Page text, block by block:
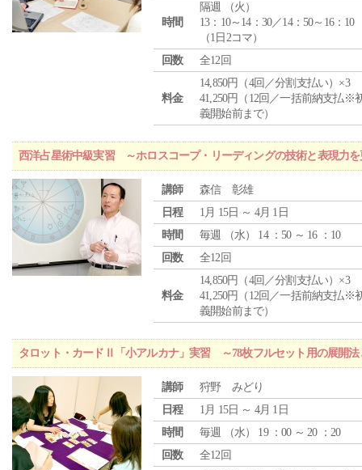
時間
隔週 （火 ）
13：10～14：30／14：50～16：10
（1日2コマ）
回数
全12回
料金
14,850円（4回／分割支払い）×3
41,250円（12回／一括前納支払※
義開始前まで）
西洋占星術中級実習 ～ホロスコープ・リーディングの技術と表現力
講師
森信 彰雄
日程
1月 15日 ～ 4月 1日
時間
毎週 （水） 14 ：50 ～ 16 ：10
回数
全12回
料金
14,850円（4回／分割支払い）×3
41,250円（12回／一括前納支払※
義開始前まで）
タロット・カードⅡ「小アルカナ」実習 ～78枚フルセット用の展開法
講師
狩野 みどり
日程
1月 15日 ～ 4月 1日
時間
毎週 （水） 19 ：00 ～ 20 ：20
回数
全12回